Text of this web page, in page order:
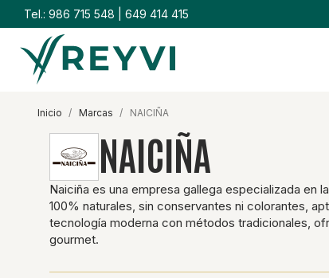
Tel.: 986 715 548 649 414 415
inicio marcas NAICIÑA
NAICIÑA
Naiciña es una empresa gallega especializada en
100% naturales, sin conservantes ni colorantes,
tecnología moderna con métodos tradicionales,
gourmet.